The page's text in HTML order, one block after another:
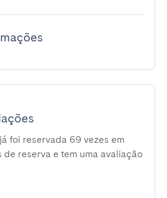
foi reservada 69 vezes em
reserva e tem uma avaliação